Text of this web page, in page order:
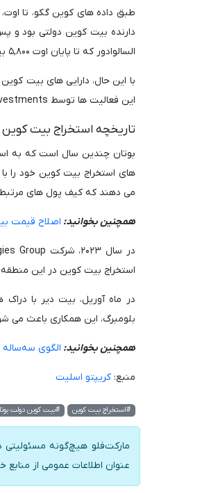
طبق داده های کوین گکو، تا اوت، دولت ها ۲.۲
السالوادور که تا پایان اوت ۵,۸۰۰ بیت کوین داشت، اما کمتر از بریتانیا با ۶۱,۰۰۰ بیت کوین، در اختیار دارد.
با این حال، دارایی های بیت
این فعالیت ها توسط Druk Holding & Investments، بازوی سرمایه گذاری دولتی بوتان، انجام می شود.
تاریخچه استخراج بیت کوین
های استخراج بیت کوین خود را
می دهند که کیف پول های مرتبط با دولت بوتان از
همچنین بخوانید: اصلاح قیمت بیت
استخراج بیت کوین در این
در ماه آوریل، بیت دیر با
بلومبرگ، این همکاری باعث می شود تا ظرفیت
همچنین بخوانید: الگوی سه‌ساله
منبع:کریپتو اسلیت
#استخراج بیت کوین #بیت کوین دولت
مارکت‌فلو هیچ‌گونه مسئولیتی
عنوان اطلاعات عمومی از منابع